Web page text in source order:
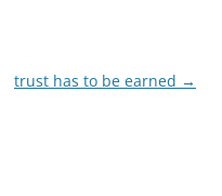
trust has to be earned →